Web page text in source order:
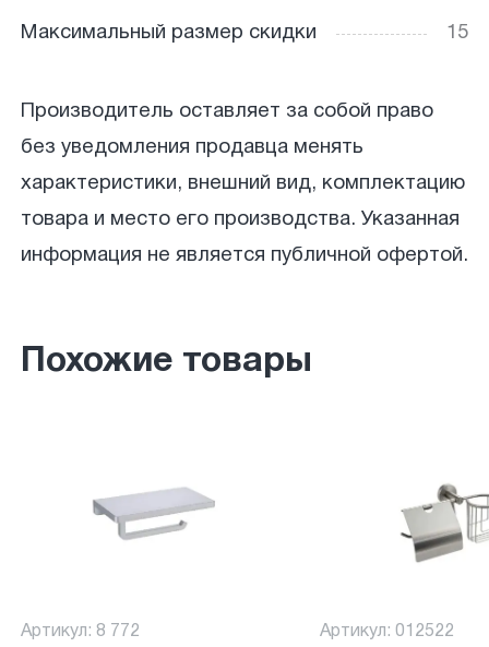
Максимальный размер скидки 15
Производитель оставляет за собой право
без уведомления продавца менять
характеристики, внешний вид, комплектацию
товара и место его производства. Указанная
информация не является публичной офертой.
Похожие товары
Артикул: 8 772 Артикул: 012522